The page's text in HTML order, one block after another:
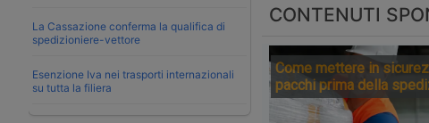
La Cassazione conferma la qualifica di
spedizioniere-vettore
Esenzione Iva nei trasporti internazionali
su tutta la filiera
CONTENUTI
Come mettere in
pacchi prima della